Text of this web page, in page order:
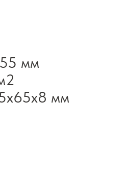
мм
мм